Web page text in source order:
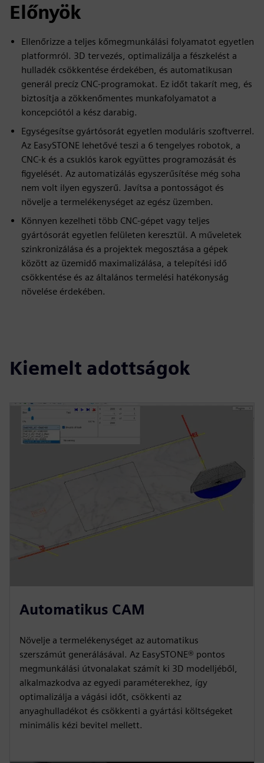
Előnyök
Ellenőrizze a teljes kőmegmunkálási folyamatot egyetlen
platformról. 3D tervezés, optimalizálja a fészkelést a
hulladék csökkentése érdekében, és automatikusan
generál precíz CNC-programokat. Ez időt takarít meg, és
biztosítja a zökkenőmentes munkafolyamatot a
koncepciótól a kész darabig.
Egységesítse gyártósorát egyetlen moduláris szoftverrel.
Az EasySTONE lehetővé teszi a 6 tengelyes robotok, a
CNC-k és a csuklós karok együttes programozását és
figyelését. Az automatizálás egyszerűsítése még soha
nem volt ilyen egyszerű. Javítsa a pontosságot és
növelje a termelékenységet az egész üzemben.
Könnyen kezelheti több CNC-gépet vagy teljes
gyártósorát egyetlen felületen keresztül. A műveletek
szinkronizálása és a projektek megosztása a gépek
között az üzemidő maximalizálása, a telepítési idő
csökkentése és az általános termelési hatékonyság
növelése érdekében.
Kiemelt adottságok
Automatikus CAM
Növelje a termelékenységet az automatikus
szerszámút generálásával. Az EasySTONE® pontos
megmunkálási útvonalakat számít ki 3D modelljéből,
alkalmazkodva az egyedi paraméterekhez, így
optimalizálja a vágási időt, csökkenti az
anyaghulladékot és csökkenti a gyártási költségeket
minimális kézi bevitel mellett.